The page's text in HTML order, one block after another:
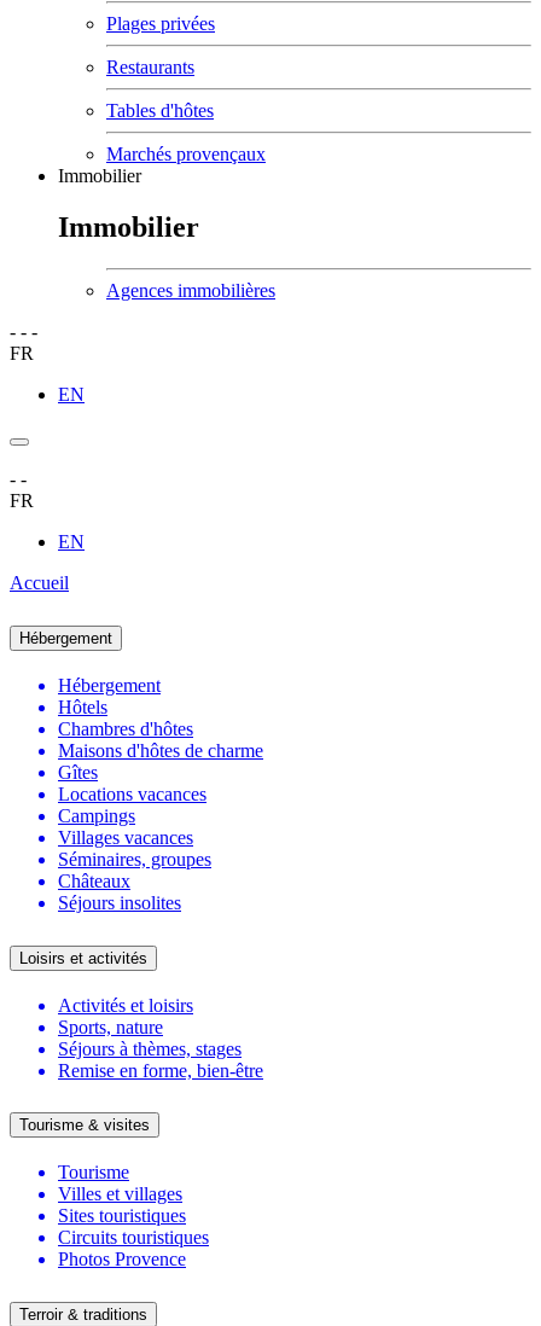
Plages privées
Restaurants
Tables d'hôtes
Marchés provençaux
Immobilier
Immobilier
Agences immobilières
- - -
FR
EN
- -
FR
EN
Accueil
Hébergement
Hébergement
Hôtels
Chambres d'hôtes
Maisons d'hôtes de charme
Gîtes
Locations vacances
Campings
Villages vacances
Séminaires, groupes
Châteaux
Séjours insolites
Loisirs et activités
Activités et loisirs
Sports, nature
Séjours à thèmes, stages
Remise en forme, bien-être
Tourisme & visites
Tourisme
Villes et villages
Sites touristiques
Circuits touristiques
Photos Provence
Terroir & traditions